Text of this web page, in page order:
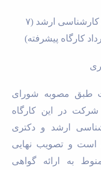
Law
Approaches
Quarterly
Learning
Environments
in
Higher
Education
Bi-
Quarterly
Journal
کارشناسی ارشد (۷
کارگاه پیشرفته)
طبق مصوبه شورای
شرکت در این کارگاه
ارشد و دکتری
است و تصویب نهایی
به ارائه گواهی